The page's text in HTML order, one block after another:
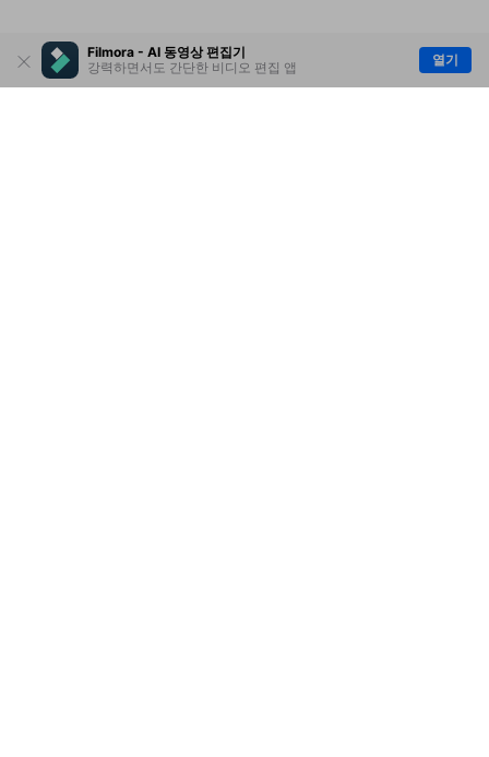
Filmora - AI 동영상 편집기
강력하면서도 간단한 비디오 편집 앱
열기